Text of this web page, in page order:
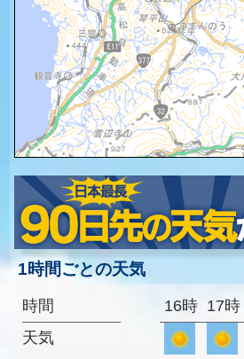
1時間ごとの天気
時間
天気
16時 17時